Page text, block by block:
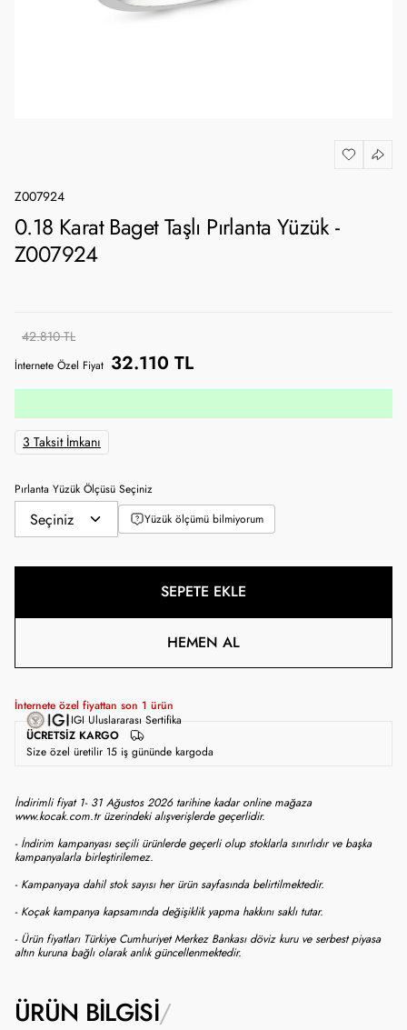
Z007924
0.18 Karat Baget Taşlı Pırlanta Yüzük -
Z007924
42.810 TL
İnternete Özel Fiyat 32.110 TL
3 Taksit İmkanı
Pırlanta Yüzük Ölçüsü Seçiniz
Yüzük ölçümü bilmiyorum
SEPETE EKLE
HEMEN AL
İnternete özel fiyattan son 1 ürün
ÜCRETSIZ KARGO
IGI Uluslararası Sertifika
Size özel üretilir 15 iş gününde kargoda
İndirimli fiyat 1- 31 Ağustos 2026 tarihine kadar online mağaza
www.kocak.com.tr üzerindeki alışverişlerde geçerlidir.
- İndirim kampanyası seçili ürünlerde geçerli olup stoklarla sınırlıdır ve başka
kampanyalarla birleştirilemez.
- Kampanyaya dahil stok sayısı her ürün sayfasında belirtilmektedir.
- Koçak kampanya kapsamında değişiklik yapma hakkını saklı tutar.
- Ürün fiyatları Türkiye Cumhuriyet Merkez Bankası döviz kuru ve serbest piyasa
altın kuruna bağlı olarak anlık güncellenmektedir.
ÜRÜN BILGISI